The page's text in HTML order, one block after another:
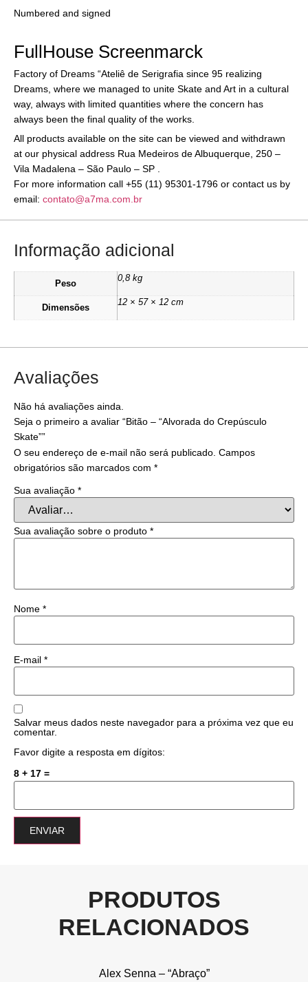
Numbered and signed
FullHouse Screenmarck
Factory of Dreams “Ateliê de Serigrafia since 95 realizing
Dreams, where we managed to unite Skate and Art in a cultural
way, always with limited quantities where the concern has
always been the final quality of the works.
All products available on the site can be viewed and withdrawn
at our physical address Rua Medeiros de Albuquerque, 250 –
Vila Madalena – São Paulo – SP .
For more information call +55 (11) 95301-1796 or contact us by
email: contato@a7ma.com.br
Informação adicional
Peso
0,8 kg
Dimensões
12 × 57 × 12 cm
Avaliações
Não há avaliações ainda.
Seja o primeiro a avaliar “Bitão – “Alvorada do Crepúsculo
Skate””
O seu endereço de e-mail não será publicado. Campos
obrigatórios são marcados com *
Sua avaliação *
Sua avaliação sobre o produto *
Nome *
E-mail *
Salvar meus dados neste navegador para a próxima vez que eu
comentar.
Favor digite a resposta em dígitos:
8 + 17 =
PRODUTOS
RELACIONADOS
Alex Senna – “Abraço”